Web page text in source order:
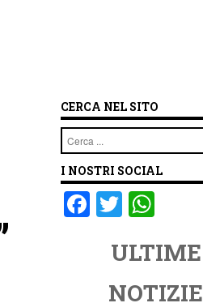
CERCA NEL SITO
Cerca
I NOSTRI SOCIAL
F T
tt
er
at
s
ULTIME
NOTIZIE